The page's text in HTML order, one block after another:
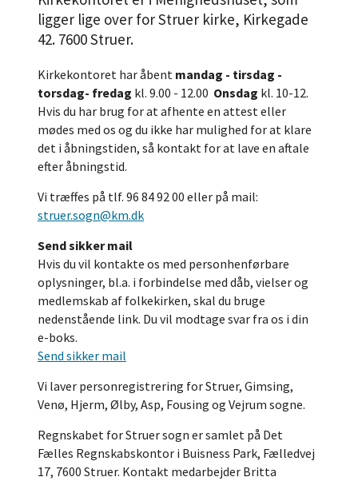
ligger lige over for Struer kirke, Kirkegade
42. 7600 Struer.
Kirkekontoret har åbent mandag - tirsdag -
torsdag- fredag kl. 9.00 - 12.00 Onsdag kl. 10-12.
Hvis du har brug for at afhente en attest eller
mødes med os og du ikke har mulighed for at klare
det i åbningstiden, så kontakt for at lave en aftale
efter åbningstid.
Vi træffes på tlf. 96 84 92 00 eller på mail:
struer.sogn@km.dk
Send sikker mail
Hvis du vil kontakte os med personhenførbare
oplysninger, bl.a. i forbindelse med dåb, vielser og
medlemskab af folkekirken, skal du bruge
nedenstående link. Du vil modtage svar fra os i din
e-boks.
Send sikker mail
Vi laver personregistrering for Struer, Gimsing,
Venø, Hjerm, Ølby, Asp, Fousing og Vejrum sogne.
Regnskabet for Struer sogn er samlet på Det
Fælles Regnskabskontor i Buisness Park, Fælledvej
17, 7600 Struer. Kontakt medarbejder Britta